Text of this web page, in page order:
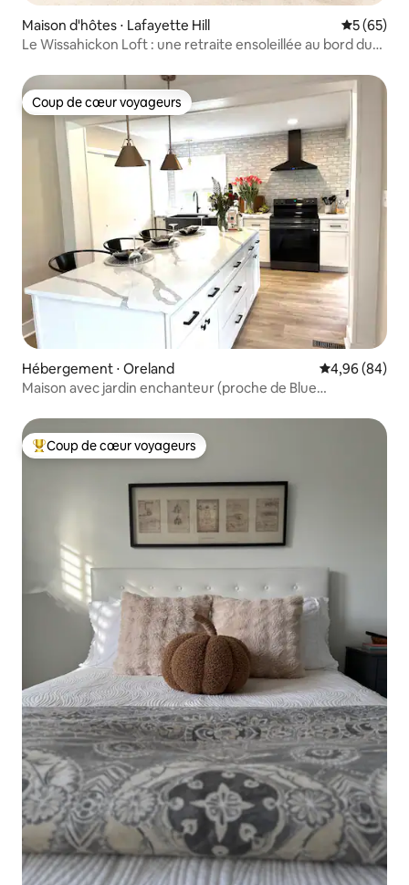
Maison d'hôtes ⋅ Lafayette Hill
5 (65)
Le Wissahickon Loft : une retraite ensoleillée au bord du
Coup de cœur voyageurs
Coup de cœur voyageurs
Hébergement ⋅ Oreland Évaluation
4,96 (84)
Maison avec jardin enchanteur (proche de Blue
Coups de cœur voyageurs les plus appréciés
Coup de cœur voyageurs